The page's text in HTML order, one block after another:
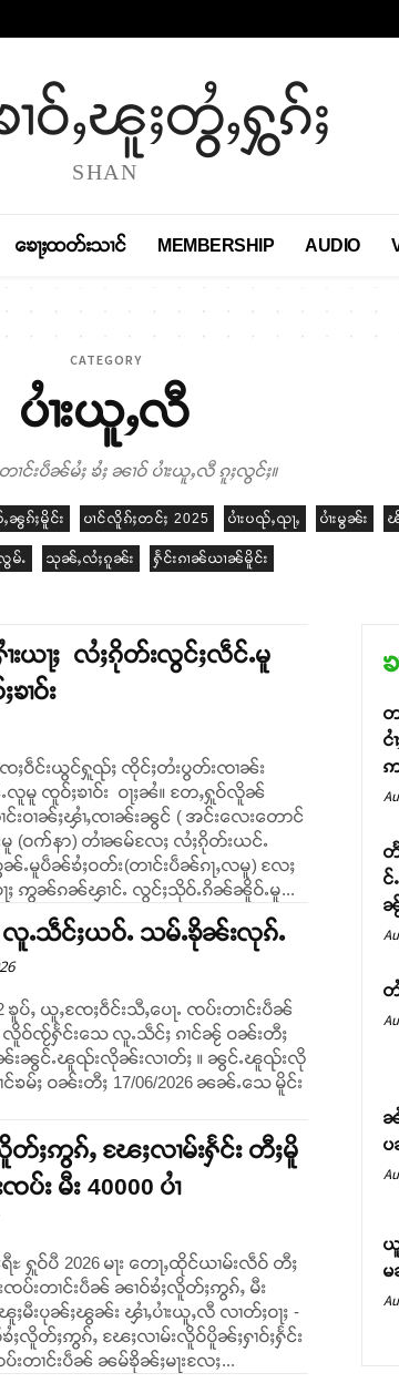
ဝ်ႇၽူႈတွႆႇႁွၵ်ႈ
SHAN
ၶေႃႈထတ်းသၢင် MEMBERSHIP AUDIO
CATEGORY
ပၢႆးယူႇလီ
ၢင်းပဵၼ်မႆႈ ၶႆႈ ၼၢဝ် ပၢႆးယူႇလီ ၵူႈလွင်ႈ။
ႇၼွၵ်ႈမိူင်း ပၢင်လိူၵ်ႈတင်ႈ 2025 ပၢႆးပၺ်ႇၺႃႇ ပၢႆးမွၼ်း
မ်ႉ သုၼ်ႇလႆႈၵူၼ်း ႁႅင်းၵၢၼ်ယၢၼ်မိူင်း
ယႃႈ လႆႈၵိုတ်းလွင်ႈလဵင်ႉမူ
ၢဝ်း
ႈဝဵင်းယွင်ႁူၺ်ႈ ၸိုင်ႈတႆးပွတ်းၸၢၼ်း
ႈၶၢဝ်း ဝႃႈၼႆ။ တႄႇႁူဝ်လိူၼ်
းဝၢၼ်ႈၾၢႆႇၸၢၼ်းၼွင် ( အင်းလေးတောင်
(ဝက်နာ) တၢႆၼမ်လႄႈ လႆႈၵိုတ်းယင်ႉ
ႈ ဢွၼ်ၵၼ်ၾၢင်ႉ လွင်ႈသိုဝ်ႉၵိၼ်ၼိူဝ်ႉမူ...
လူႉသဵင်ႈယဝ်ႉ သမ်ႉၶိုၼ်းလုၵ်ႉ
ႇ ယူႇၸႄႈဝဵင်းသီႇပေႃႉ ၸပ်းတၢင်းပဵၼ်
လိူဝ်ၸႂ်ႁႅင်းသေ လူႉသဵင်ႈ ၵၢင်ၼႂ် ဝၼ်းတီႈ
င်ႉၽူၺ်းလိုၼ်းလၢတ်ႈ ။ ၼွင်ႉၽူၺ်းလို
င်ၶမ်ႈ ဝၼ်းတီႈ 17/06/2026 ၼၼ်ႉသေ မိူင်း
ႈဢွၵ်ႇ ၽႄႈလၢမ်းႁႅင်း တီႈမိူ
း မီး 40000 ပၢႆ
ဝ်ပီ 2026 မႃး တေႃႇထိုင်ယၢမ်းလဵဝ် တီႈ
ပ်းတၢင်းပဵၼ် ၼၢဝ်ၶႆႈလိူတ်ႈဢွၵ်ႇ မီး
။ ၽူႈမီးပုၼ်ႈၽွၼ်း ၾၢႆႇပၢႆးယူႇလီ လၢတ်ႈဝႃႈ -
တ်ႈဢွၵ်ႇ ၽႄႈလၢမ်းလိူဝ်ပိူၼ်ႈႁၢဝ်ႈႁႅင်း
ၸပ်းတၢင်းပဵၼ် ၼမ်ၶိုၼ်ႈမႃးလႄႈ...
တ
င
ဢ
တႅ
င်
ၼႂ်
တႆ
ပ
ယူ
မ